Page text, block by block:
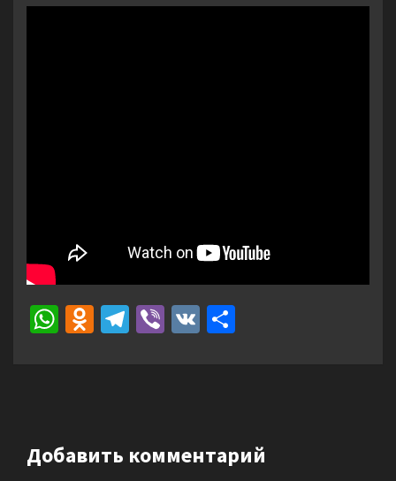
WhatsApp
Odnoklassniki
Telegram
Viber
VK
Добавить комментарий